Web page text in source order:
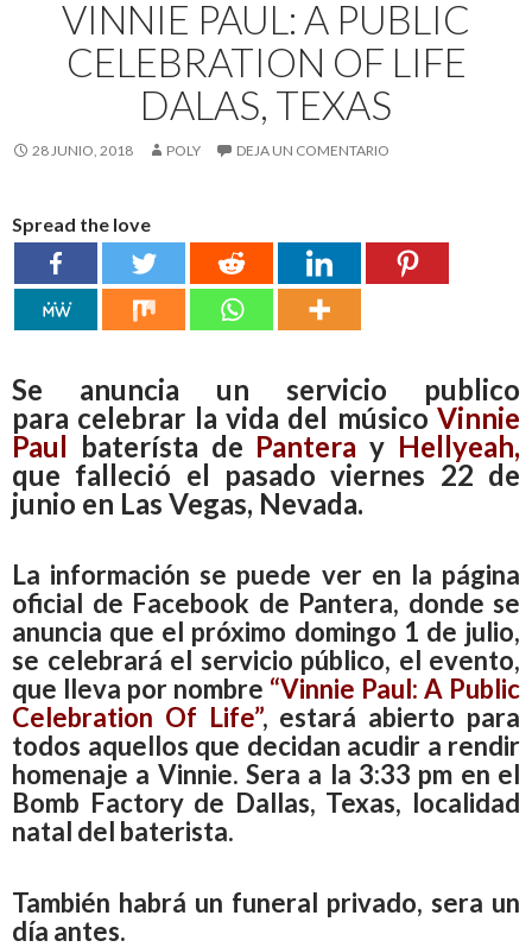
VINNIE PAUL: A PUBLIC
CELEBRATION OF LIFE
DALAS, TEXAS
28 JUNIO, 2018 POLY DEJA UN COMENTARIO
Spread the love
Se anuncia un servicio publico
para celebrar la vida del músico Vinnie
Paul baterísta de Pantera y Hellyeah,
que falleció el pasado viernes 22 de
junio en Las Vegas, Nevada.
La información se puede ver en la página
oficial de Facebook de Pantera, donde se
anuncia que el próximo domingo 1 de julio,
se celebrará el servicio público, el evento,
que lleva por nombre “Vinnie Paul: A Public
Celebration Of Life”, estará abierto para
todos aquellos que decidan acudir a rendir
homenaje a Vinnie. Sera a la 3:33 pm en el
Bomb Factory de Dallas, Texas, localidad
natal del baterista.
También habrá un funeral privado, sera un
día antes.